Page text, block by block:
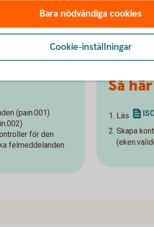
kunder och tjänsteleverantörer
implementerade enligt
(MIG).
(pain.001)
för den
felmeddelanden
Så
Läs
Skapa
Bara nödvändiga cookies
Cookie-inställningar